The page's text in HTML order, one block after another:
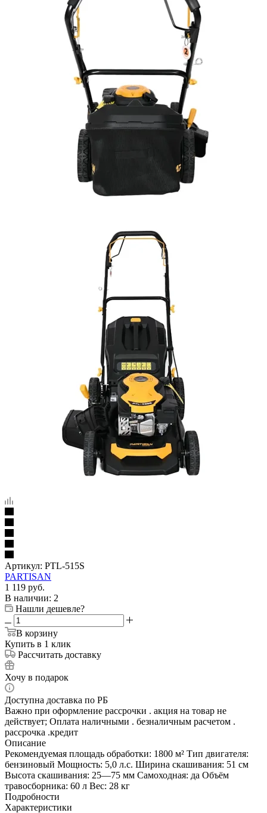
Артикул: PTL-515S
PARTISAN
1 119 руб.
В наличии: 2
Нашли дешевле?
В корзину
Купить в 1 клик
Рассчитать доставку
Хочу в подарок
Доступна доставка по РБ
Важно при оформление рассрочки . акция на товар не
действует; Оплата наличными . безналичным расчетом .
рассрочка .кредит
Описание
Рекомендуемая площадь обработки: 1800 м² Тип двигателя:
бензиновый Мощность: 5,0 л.с. Ширина скашивания: 51 см
Высота скашивания: 25—75 мм Самоходная: да Объём
травосборника: 60 л Вес: 28 кг
Подробности
Характеристики